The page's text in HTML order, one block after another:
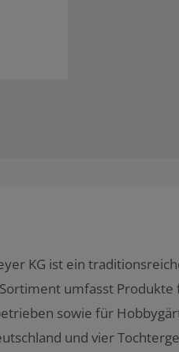
KG ist ein
umfasst
sowie für
und vier